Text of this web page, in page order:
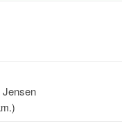
Jensen